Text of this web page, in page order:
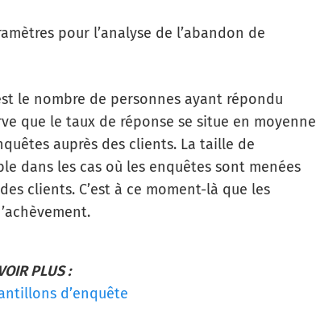
pour l’analyse de l’abandon de
le nombre de personnes ayant répondu
que le taux de réponse se situe en moyenne
auprès des clients. La taille de
dans les cas où les enquêtes sont menées
clients. C’est à ce moment-là que les
PLUS :
d’enquête